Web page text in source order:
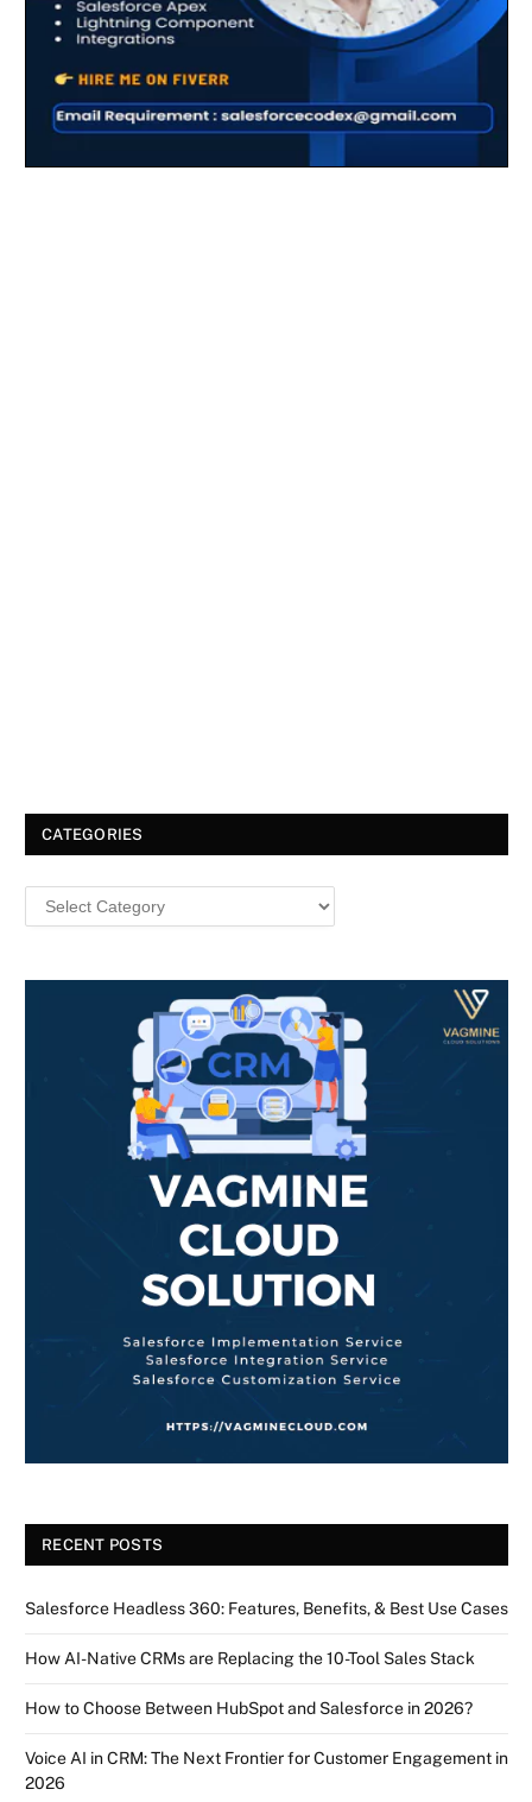
CATEGORIES
RECENT POSTS
Salesforce Headless 360: Features, Benefits, & Best Use Cases
How AI-Native CRMs are Replacing the 10-Tool Sales Stack
How to Choose Between HubSpot and Salesforce in 2026?
Voice AI in CRM: The Next Frontier for Customer Engagement in
2026